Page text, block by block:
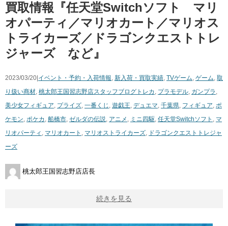
買取情報『任天堂Switchソフト マリ
オパーティ／マリオカート／マリオス
トライカーズ／ドラゴンクエストトレ
ジャーズ など』
2023/03/20| イベント・予約・入荷情報, 新入荷・買取実績, TVゲーム, ゲーム, 取
り扱い商材, 桃太郎王国習志野店スタッフブログ トレカ , プラモデル, ガンプラ ,
美少女フィギュア, プライズ, 一番くじ , 遊戯王, デュエマ, 千葉県, フィギュア, ポ
ケモン, ポケカ , 船橋市, ゼルダの伝説, アニメ , ミニ四駆, 任天堂Switchソフト , マ
リオパーティ , マリオカート , マリオストライカーズ, ドラゴンクエストトレジャ
ーズ
桃太郎王国習志野店店長
続きを見る